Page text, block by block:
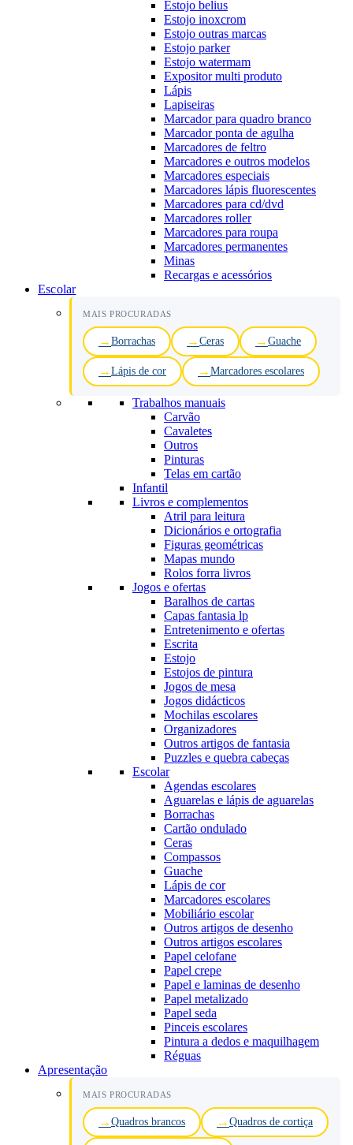
Estojo belius
Estojo inoxcrom
Estojo outras marcas
Estojo parker
Estojo watermam
Expositor multi produto
Lápis
Lapiseiras
Marcador para quadro branco
Marcador ponta de agulha
Marcadores de feltro
Marcadores e outros modelos
Marcadores especiais
Marcadores lápis fluorescentes
Marcadores para cd/dvd
Marcadores roller
Marcadores para roupa
Marcadores permanentes
Minas
Recargas e acessórios
Escolar
MAIS PROCURADAS
Borrachas Ceras Guache
Lápis de cor Marcadores escolares
Trabalhos manuais
Carvão
Cavaletes
Outros
Pinturas
Telas em cartão
Infantil
Livros e complementos
Atril para leitura
Dicionários e ortografia
Figuras geométricas
Mapas mundo
Rolos forra livros
Jogos e ofertas
Baralhos de cartas
Capas fantasia lp
Entretenimento e ofertas
Escrita
Estojo
Estojos de pintura
Jogos de mesa
Jogos didácticos
Mochilas escolares
Organizadores
Outros artigos de fantasia
Puzzles e quebra cabeças
Escolar
Agendas escolares
Aguarelas e lápis de aguarelas
Borrachas
Cartão ondulado
Ceras
Compassos
Guache
Lápis de cor
Marcadores escolares
Mobiliário escolar
Outros artigos de desenho
Outros artigos escolares
Papel celofane
Papel crepe
Papel e laminas de desenho
Papel metalizado
Papel seda
Pinceis escolares
Pintura a dedos e maquilhagem
Réguas
Apresentação
MAIS PROCURADAS
Quadros brancos Quadros de cortiça